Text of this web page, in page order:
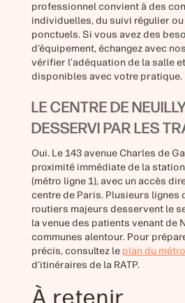
professionnel convient à des
individuelles, du suivi régulier
ponctuels. Si vous avez des
d’équipement, échangez avec
vérifier l’adéquation de la salle
disponibles avec votre pratique.
LE CENTRE DE
DESSERVI PAR LES
Oui. Le 143 avenue Charles de
proximité immédiate de la
(métro ligne 1), avec un accès
centre de Paris. Plusieurs lignes
routiers majeurs desservent le
la venue des patients venant de
communes alentour. Pour
précis, consultez le plan du
d’itinéraires de la RATP.